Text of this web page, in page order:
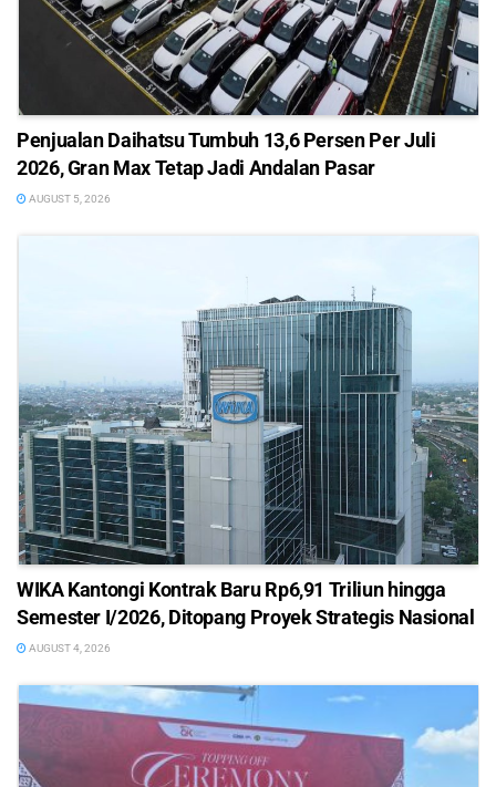
Penjualan Daihatsu Tumbuh 13,6 Persen Per Juli
2026, Gran Max Tetap Jadi Andalan Pasar
AUGUST 5, 2026
WIKA Kantongi Kontrak Baru Rp6,91 Triliun hingga
Semester I/2026, Ditopang Proyek Strategis Nasional
AUGUST 4, 2026